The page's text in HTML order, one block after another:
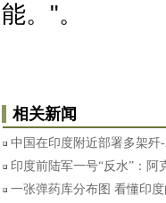
能。"。
相关新闻
中国在印度附近部署多架歼
印度前陆军一号“反水”：阿
一张弹药库分布图 看懂印度